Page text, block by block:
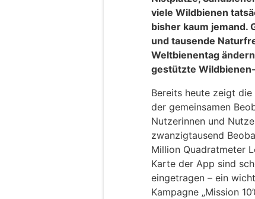
viele Wildbienen
bisher kaum jemand.
und tausende
Weltbienentag
gestützte
Bereits heute zeigt
der gemeinsamen
Nutzerinnen und
zwanzigtausend
Million Quadratmeter
Karte der App sind
eingetragen – ein
Kampagne „Mission